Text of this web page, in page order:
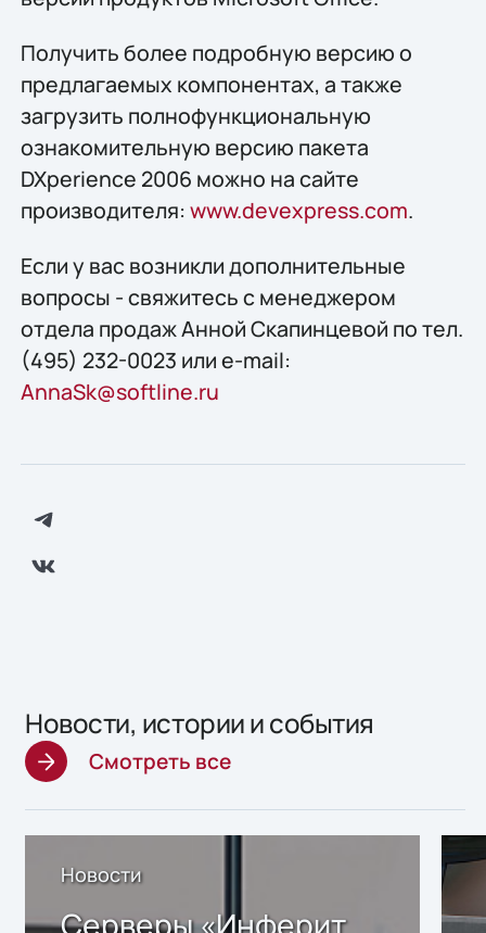
Получить более подробную версию о
предлагаемых компонентах, а также
загрузить полнофункциональную
ознакомительную версию пакета
DXperience 2006 можно на сайте
производителя: www.devexpress.com.
Если у вас возникли дополнительные
вопросы - свяжитесь с менеджером
отдела продаж Анной Скапинцевой по тел.
(495) 232-0023 или e-mail:
AnnaSk@softline.ru
Новости, истории и события
Смотреть все
Новости
Серверы «Инферит